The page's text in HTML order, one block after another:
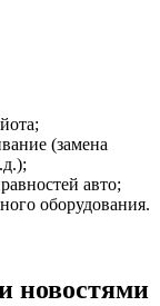
(замена
авто;
оборудования.
новостями